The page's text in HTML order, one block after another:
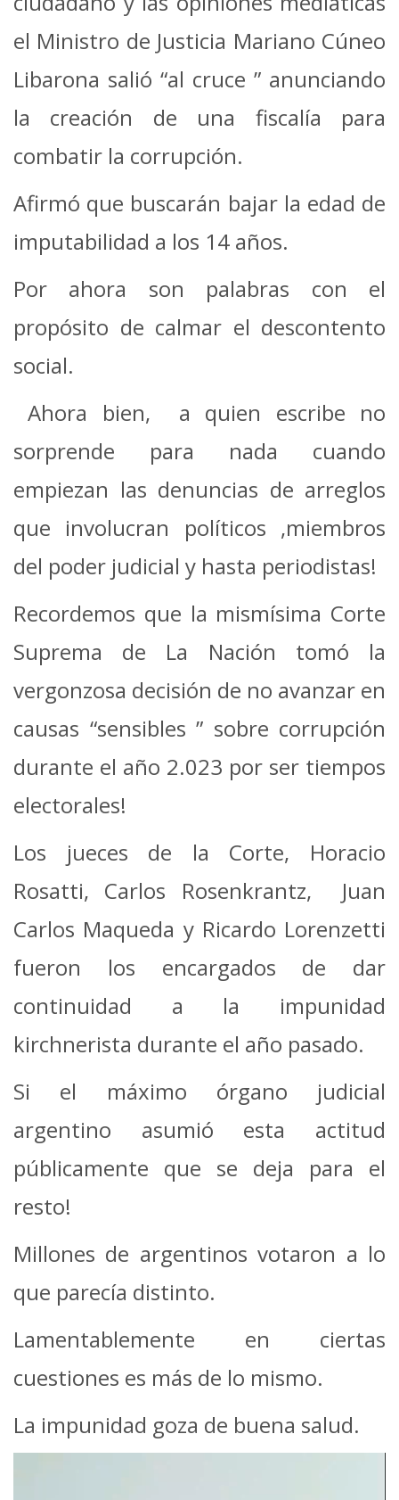
el Ministro de Justicia Mariano Cúneo
Libarona salió “al cruce ” anunciando
la creación de una fiscalía para
combatir la corrupción.
Afirmó que buscarán bajar la edad de
imputabilidad a los 14 años.
Por ahora son palabras con el
propósito de calmar el descontento
social.
Ahora bien, a quien escribe no
sorprende para nada cuando
empiezan las denuncias de arreglos
que involucran políticos ,miembros
del poder judicial y hasta periodistas!
Recordemos que la mismísima Corte
Suprema de La Nación tomó la
vergonzosa decisión de no avanzar en
causas “sensibles ” sobre corrupción
durante el año 2.023 por ser tiempos
electorales!
Los jueces de la Corte, Horacio
Rosatti, Carlos Rosenkrantz, Juan
Carlos Maqueda y Ricardo Lorenzetti
fueron los encargados de dar
continuidad a la impunidad
kirchnerista durante el año pasado.
Si el máximo órgano judicial
argentino asumió esta actitud
públicamente que se deja para el
resto!
Millones de argentinos votaron a lo
que parecía distinto.
Lamentablemente en ciertas
cuestiones es más de lo mismo.
La impunidad goza de buena salud.